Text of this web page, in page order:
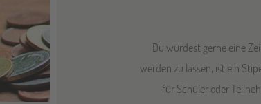
Du würdest gerne eine
werden zu lassen, ist ein
für Schüler oder